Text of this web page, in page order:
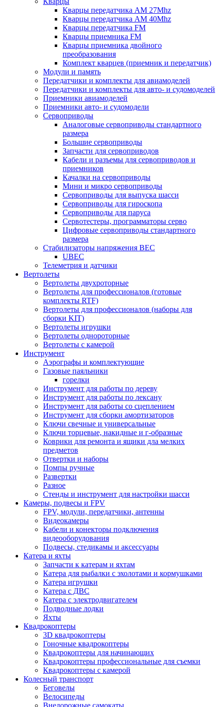
Кварцы передатчика AM 27Mhz
Кварцы передатчика AM 40Mhz
Кварцы передатчика FM
Кварцы приемника FM
Кварцы приемника двойного
преобразования
Комплект кварцев (приемник и передатчик)
Модули и память
Передатчики и комплекты для авиамоделей
Передатчики и комплекты для авто- и судомоделей
Приемники авиамоделей
Приемники авто- и судомодели
Сервоприводы
Аналоговые сервоприводы стандартного
размера
Большие сервоприводы
Запчасти для сервоприводов
Кабели и разъемы для сервоприводов и
приемников
Качалки на сервоприводы
Мини и микро сервоприводы
Сервоприводы для выпуска шасси
Сервоприводы для гироскопа
Сервоприводы для паруса
Сервотестеры, программаторы серво
Цифровые сервоприводы стандартного
размера
Стабилизаторы напряжения BEC
UBEC
Телеметрия и датчики
Вертолеты
Вертолеты двухроторные
Вертолеты для профессионалов (готовые
комплекты RTF)
Вертолеты для профессионалов (наборы для
сборки KIT)
Вертолеты игрушки
Вертолеты однороторные
Вертолеты с камерой
Инструмент
Аэрографы и комплектующие
Газовые паяльники
горелки
Инструмент для работы по дереву
Инструмент для работы по лексану
Инструмент для работы со сцеплением
Инструмент для сборки амортизаторов
Ключи свечные и универсальные
Ключи торцевые, накидные и г-образные
Коврики для ремонта и ящики дла мелких
предметов
Отвертки и наборы
Помпы ручные
Развертки
Разное
Стенды и инструмент для настройки шасси
Камеры, подвесы и FPV
FPV, модули, передатчики, антенны
Видеокамеры
Кабели и конекторы подключения
видеооборудования
Подвесы, стедикамы и аксессуары
Катера и яхты
Запчасти к катерам и яхтам
Катера для рыбалки с эхолотами и кормушками
Катера игрушки
Катера с ДВС
Катера с электродвигателем
Подводные лодки
Яхты
Квадрокоптеры
3D квадрокоптеры
Гоночные квадрокоптеры
Квадрокоптеры для начинающих
Квадрокоптеры профессиональные для съемки
Квадрокоптеры с камерой
Колесный транспорт
Беговелы
Велосипеды
Внедорожные самокаты